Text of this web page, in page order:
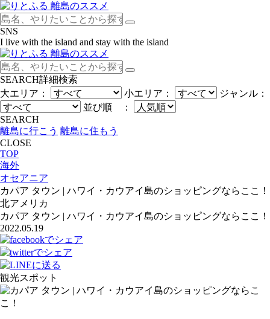
SNS
I live with the island and stay with the island
SEARCH詳細検索
大エリア：
小エリア：
ジャンル：
並び順 ：
SEARCH
離島に行こう 離島に住もう
CLOSE
TOP
海外
オセアニア
カパア タウン | ハワイ・カウアイ島のショッピングならここ！
北アメリカ
カパア タウン | ハワイ・カウアイ島のショッピングならここ！
2022.05.19
観光スポット